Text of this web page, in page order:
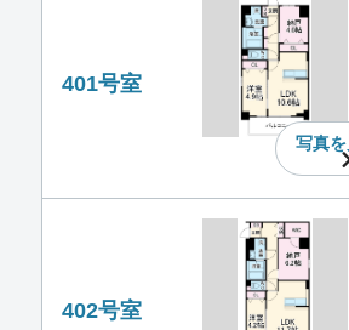
401号室
写真を
402号室